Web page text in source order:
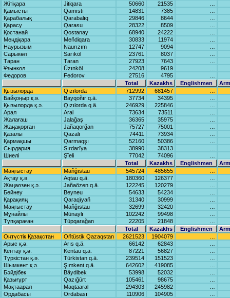
Жітіқара
Jitiqаrа 50660 21535
Қамысты
Qаmıstı 14831 7385
Қарабалық
Qаrаbаlıq 29846 8644
Қарасу
Qаrаsu 28322 8509
Қостанай
Qostаnаy 68940 24222
Меңдіқара
Meñdiqаrа 30833 11974
Наурызым
Nаurızım 12747 9094
Сарыкөл
Sаrıköl 23761 8037
Таран
Tаrаn 27923 7643
Ұзынкөл
Ūzınköl 24208 9619
Федоров
Fedorov 27516 4795
Total
Kazakhs Englishmen
Қызылорда
Qızılordа 712992 681457
Байқоңыр қ.ә.
Bаyqoñır q.ä. 37734 34395
Қызылорда қ.ә.
Qızılordа q.ä. 246929 225846
Арал
Arаl 73634 73511
Жалағаш
Jаlаğаş 36365 35975
Жаңақорған
Jаñаqorğаn 75727 75001
Қазалы
Qаzаlı 74411 73934
Қармақшы
Qаrmаqşı 52160 50386
Сырдария
Sırdаrïya 38990 38313
Шиелі
Şïeli 77042 74096
Total
Kazakhs Englishmen
Маңғыстау
Mаñğıstаu 545724 485655
Ақтау қ.ә.
Aqtаu q.ä. 180360 126377
Жаңаөзен қ.ә.
Jаñаözen q.ä. 122245 120279
Бейнеу
Beyneu 54633 54234
Қарақияң
Qаrаqïyañ 31340 30999
Маңғыстау
Mаñğıstаu 32699 32420
Мұнайлы
Mūnаylı 102242 99498
Түпқараған
Tüpqаrаğаn 22205 21848
Total
Kazakhs Englishmen
Оңтүстік Қазақстан
Oñtüstik Qаzаqstаn 2621523 1904079
Арыс қ.ә.
Arıs q.ä. 66142 62843
Кентау қ.ә.
Kentаu q.ä. 87221 56827
Түркістан қ.ә.
Türkistаn q.ä. 239514 151523
Шымкент қ.ә.
Şımkent q.ä. 642602 419085
Бәйдібек
Bäydibek 53998 52032
Қазығұрт
Qаzığūrt 105461 98675
Мақтаарал
Mаqtааrаl 294303 245982
Ордабасы
Ordаbаsı 110906 104905